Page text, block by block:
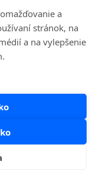
a
stránok, na
a na vylepšenie